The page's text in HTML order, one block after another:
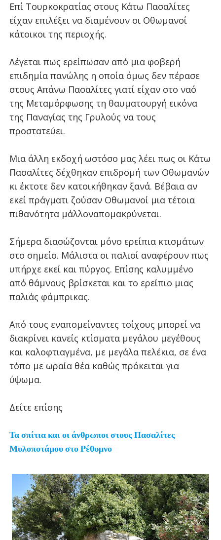
Επί Τουρκοκρατίας στους Κάτω Πασαλίτες
είχαν επιλέξει να διαμένουν οι Οθωμανοί
κάτοικοι της περιοχής.
Λέγεται πως ερείπωσαν από μια φοβερή
επιδημία πανώλης η οποία όμως δεν πέρασε
στους Απάνω Πασαλίτες γιατί είχαν στο ναό
της Μεταμόρφωσης τη θαυματουργή εικόνα
της Παναγίας της Γρυλούς να τους
προστατεύει.
Μια άλλη εκδοχή ωστόσο μας λέει πως οι Κάτω
Πασαλίτες δέχθηκαν επιδρομή των Οθωμανών
κι έκτοτε δεν κατοικήθηκαν ξανά. Βέβαια αν
εκεί πράγματι ζούσαν Οθωμανοί μια τέτοια
πιθανότητα μάλλοναπομακρύνεται.
Σήμερα διασώζονται μόνο ερείπια κτισμάτων
στο σημείο. Μάλιστα οι παλιοί αναφέρουν πως
υπήρχε εκεί και πύργος. Επίσης καλυμμένο
από θάμνους βρίσκεται και το ερείπιο μιας
παλιάς φάμπρικας.
Από τους εναπομείναντες τοίχους μπορεί να
διακρίνει κανείς κτίσματα μεγάλου μεγέθους
και καλοφτιαγμένα, με μεγάλα πελέκια, σε ένα
τόπο με ωραία θέα καθώς πρόκειται για
ύψωμα.
Δείτε επίσης
Τα σπίτια και οι άνθρωποι στους Πασαλίτες
Μυλοποτάμου στο Ρέθυμνο